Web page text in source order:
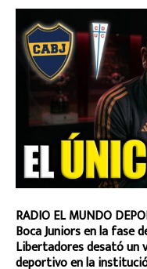
RADIO EL MUNDO
Boca Juniors en la fase
Libertadores desató un
deportivo en la